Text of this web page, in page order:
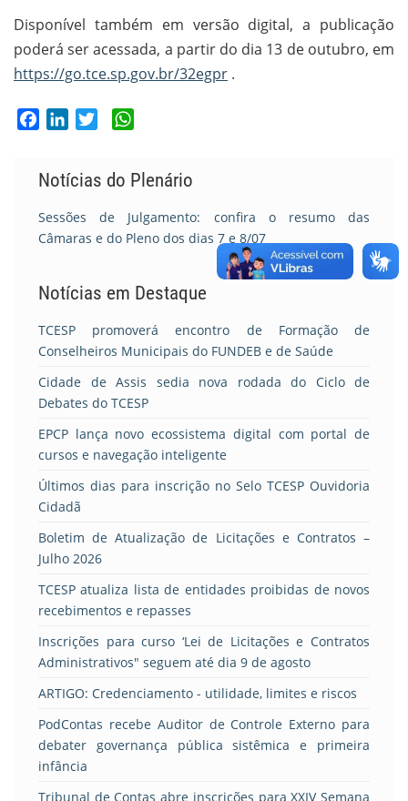
Disponível também em versão digital, a publicação
poderá ser acessada, a partir do dia 13 de outubro, em
https://go.tce.sp.gov.br/32egpr .
FacebookLinkedIn
Twitter
Notícias do Plenário
Sessões de Julgamento: confira o resumo das
Câmaras e do Pleno dos dias 7 e 8/07
Notícias em Destaque
TCESP promoverá encontro de Formação de
Conselheiros Municipais do FUNDEB e de Saúde
Cidade de Assis sedia nova rodada do Ciclo de
Debates do TCESP
EPCP lança novo ecossistema digital com portal de
cursos e navegação inteligente
Últimos dias para inscrição no Selo TCESP Ouvidoria
Cidadã
Boletim de Atualização de Licitações e Contratos –
Julho 2026
TCESP atualiza lista de entidades proibidas de novos
recebimentos e repasses
Inscrições para curso ‘Lei de Licitações e Contratos
Administrativos" seguem até dia 9 de agosto
ARTIGO: Credenciamento - utilidade, limites e riscos
PodContas recebe Auditor de Controle Externo para
debater governança pública sistêmica e primeira
infância
Tribunal de Contas abre inscrições para XXIV Semana